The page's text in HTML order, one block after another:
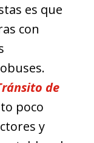
es que
con
de
poco
y